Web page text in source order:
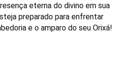
eterna do divino em sua
preparado para enfrentar
e o amparo do seu Orixá!